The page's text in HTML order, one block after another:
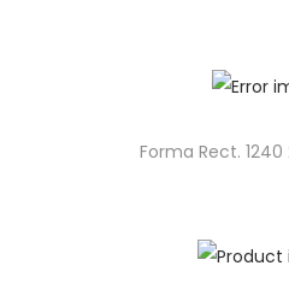
Forma Rect.